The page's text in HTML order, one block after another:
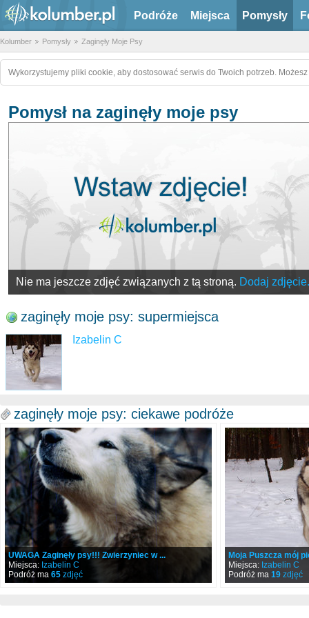
Podróże Miejsca Pomysły
Kolumber Pomysły Zaginęły Moje Psy
Wykorzystujemy pliki cookie, aby dostosować serwis do Twoich potrzeb.
Pomysł na zaginęły moje psy
Nie ma jeszcze zdjęć związanych z tą stroną. Dodaj zdjęcie.
zaginęły moje psy: supermiejsca
Izabelin C
zaginęły moje psy: ciekawe podróże
UWAGA Zaginęły psy!!! Zwierzyniec w ...
Miejsca: Izabelin C
Podróż ma 65 zdjęć
Moja Puszcza mój
Miejsca: Izabelin C
Podróż ma 19 zdjęć